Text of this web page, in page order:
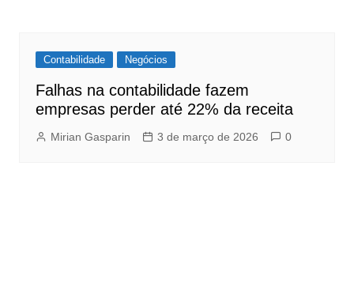
Contabilidade Negócios
Falhas na contabilidade fazem
empresas perder até 22% da receita
Mirian Gasparin 3 de março de 2026 0